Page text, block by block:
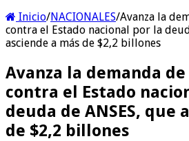
Inicio/NACIONALES/Avanza la
contra el Estado nacional por la
asciende a más de $2,2 billones
Avanza la demanda
contra el Estado
deuda de ANSES, que
de $2,2 billones